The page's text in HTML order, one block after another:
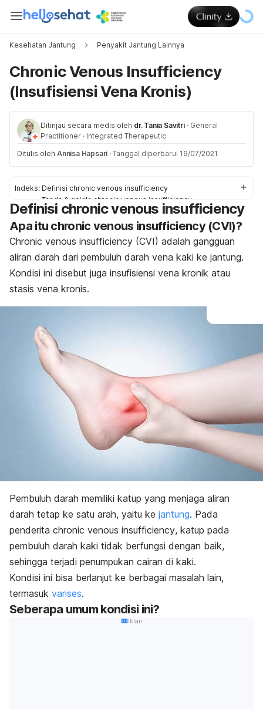
Kesehatan Jantung Penyakit Jantung Lainnya
Chronic Venous Insufficiency
(Insufisiensi Vena Kronis)
Ditinjau secara medis oleh dr. Tania Savitri · General
Practitioner · Integrated Therapeutic
Ditulis oleh Annisa Hapsari · Tanggal diperbarui 19/07/2021
Indeks: Definisi chronic venous insufficiency
Tanda & gejala chronic venous insufficiency
Penyebab chronic venous insufficiency
Faktor risiko chronic venous insufficiency
Diagnosis & pengobatan untuk chronic venous insufficiency
Pencegahan untuk chronic venous insufficiency
Definisi chronic venous insufficiency
Apa itu chronic venous insufficiency(CVI)?
Chronic venous insufficiency (CVI) adalah gangguan
aliran darah dari pembuluh darah vena kaki ke jantung.
Kondisi ini disebut juga insufisiensi vena kronik atau
stasis vena kronis.
Pembuluh darah memiliki katup yang menjaga aliran
darah tetap ke satu arah, yaitu ke jantung. Pada
penderita chronic venous insufficiency, katup pada
pembuluh darah kaki tidak berfungsi dengan baik,
sehingga terjadi penumpukan cairan di kaki.
Kondisi ini bisa berlanjut ke berbagai masalah lain,
termasuk varises.
Seberapa umum kondisi ini?
Iklan